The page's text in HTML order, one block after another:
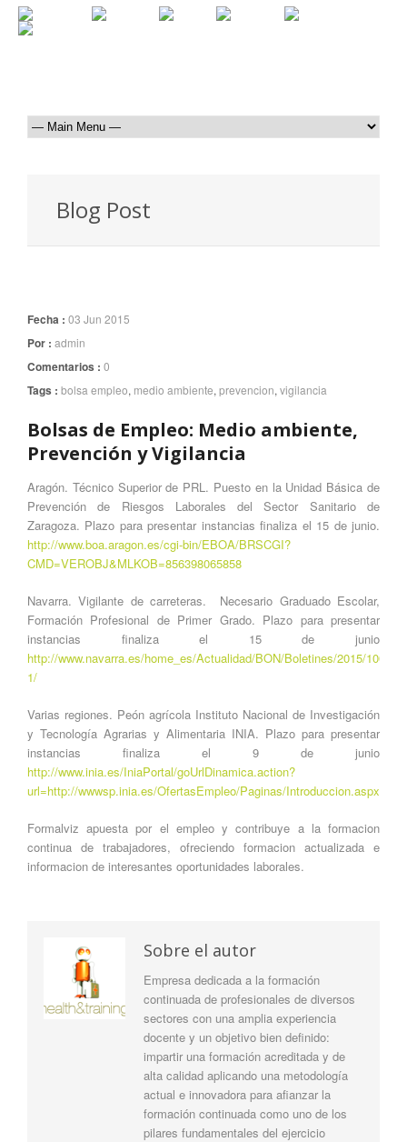
Blog Post
Fecha : 03 Jun 2015
Por : admin
Comentarios : 0
Tags : bolsa empleo, medio ambiente, prevencion, vigilancia
Bolsas de Empleo: Medio ambiente,
Prevención y Vigilancia
Aragón. Técnico Superior de PRL. Puesto en la Unidad Básica de
Prevención de Riesgos Laborales del Sector Sanitario de
Zaragoza. Plazo para presentar instancias finaliza el 15 de junio.
http://www.boa.aragon.es/cgi-bin/EBOA/BRSCGI?
CMD=VEROBJ&MLKOB=856398065858
Navarra. Vigilante de carreteras. Necesario Graduado Escolar,
Formación Profesional de Primer Grado. Plazo para presentar
instancias finaliza el 15 de junio
http://www.navarra.es/home_es/Actualidad/BON/Boletines/2015/100/
1/
Varias regiones. Peón agrícola Instituto Nacional de Investigación
y Tecnología Agrarias y Alimentaria INIA. Plazo para presentar
instancias finaliza el 9 de junio
http://www.inia.es/IniaPortal/goUrlDinamica.action?
url=http://wwwsp.inia.es/OfertasEmpleo/Paginas/Introduccion.aspx
Formalviz apuesta por el empleo y contribuye a la formacion
continua de trabajadores, ofreciendo formacion actualizada e
informacion de interesantes oportunidades laborales.
Sobre el autor
Empresa dedicada a la formación
continuada de profesionales de diversos
sectores con una amplia experiencia
docente y un objetivo bien definido:
impartir una formación acreditada y de
alta calidad aplicando una metodología
actual e innovadora para afianzar la
formación continuada como uno de los
pilares fundamentales del ejercicio